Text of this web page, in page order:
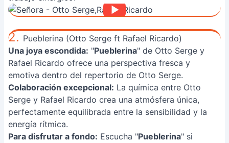
2. Pueblerina (Otto Serge ft Rafael Ricardo)
Una joya escondida: "Pueblerina" de Otto Serge y
Rafael Ricardo ofrece una perspectiva fresca y
emotiva dentro del repertorio de Otto Serge.
Colaboración excepcional: La química entre Otto
Serge y Rafael Ricardo crea una atmósfera única,
perfectamente equilibrada entre la sensibilidad y la
energía rítmica.
Para disfrutar a fondo: Escucha "Pueblerina" si